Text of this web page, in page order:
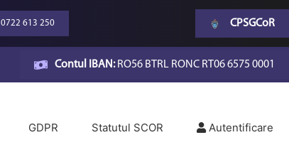
0722 613 250 CPSGCoR
Contul IBAN:RO56 BTRL RONC RT06 6575 0001
GDPR Statutul SCOR Autentificare